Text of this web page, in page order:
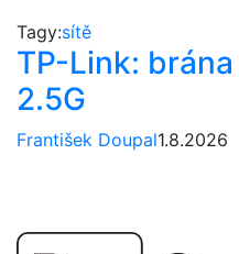
Tagy:sítě
TP-Link:
2.5G
František Doupal1.8.2026